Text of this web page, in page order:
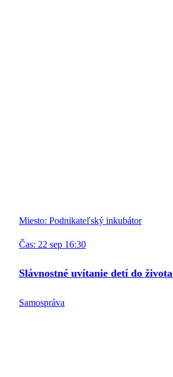
Miesto: Podnikateľský inkubátor
Čas: 22 sep 16:30
Slávnostné uvítanie detí do
Samospráva